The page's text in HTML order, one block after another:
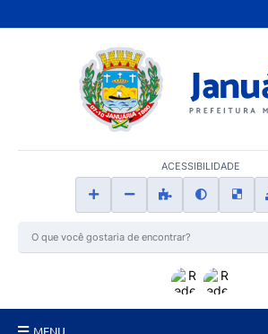
ACESSIBILIDADE
MENU